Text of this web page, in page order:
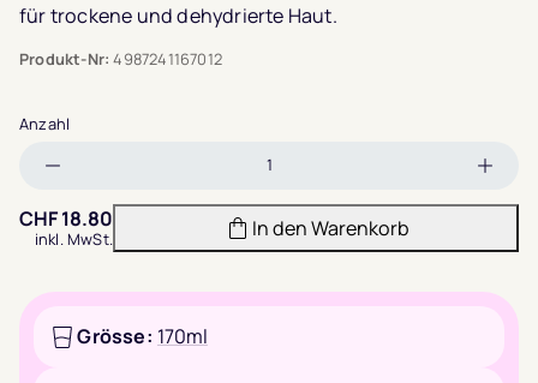
für trockene und dehydrierte Haut.
Produkt-Nr: 4987241167012
Anzahl
verringern
CHF18.80
inkl. MwSt. In den Warenkorb
Grösse: 170ml